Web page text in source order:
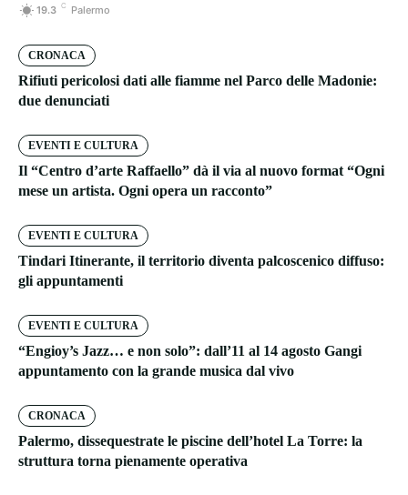
19.3 C Palermo
CRONACA
Rifiuti pericolosi dati alle fiamme nel Parco delle Madonie:
due denunciati
EVENTI E CULTURA
Il “Centro d’arte Raffaello” dà il via al nuovo format “Ogni
mese un artista. Ogni opera un racconto”
EVENTI E CULTURA
Tindari Itinerante, il territorio diventa palcoscenico diffuso:
gli appuntamenti
EVENTI E CULTURA
“Engioy’s Jazz… e non solo”: dall’11 al 14 agosto Gangi
appuntamento con la grande musica dal vivo
CRONACA
Palermo, dissequestrate le piscine dell’hotel La Torre: la
struttura torna pienamente operativa